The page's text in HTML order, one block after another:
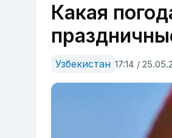
Какая
Узбекистан 17:14 /